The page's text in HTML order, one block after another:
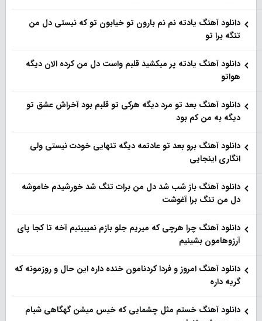
دانلود آهنگ یادته نم نم بارون تو خیابون تو که نیستی دل من
تنگه برا تو
دانلود آهنگ یادته پر میکشید قلبم واست دل من کرده الان دیگه
هواتو
دانلود آهنگ بعد تو مرد دیگه هرکی تو قلبم بود آخراش عشق تو
دیگه به من کم بود
دانلود آهنگ برو بعد تو عادتمه دیگه تنهایی خودت نیستی ولی
انگاری اینجایی
دانلود آهنگ باز شب شد دل من برات تنگ شد خورشیدم خاموشه
دل من تنگ برا آغوشت
دانلود آهنگ چرا هرچی که میریم جلو بازم نمیبینیم آخه تا کجا پای
آرزوهامون بشینیم
دانلود آهنگ امروز و فردا کردنامون خنده داره این حال و روزمونه که
گریه داره
دانلود آهنگ خستم مثل چشمایی که خیس میشن گهگاهی شبام